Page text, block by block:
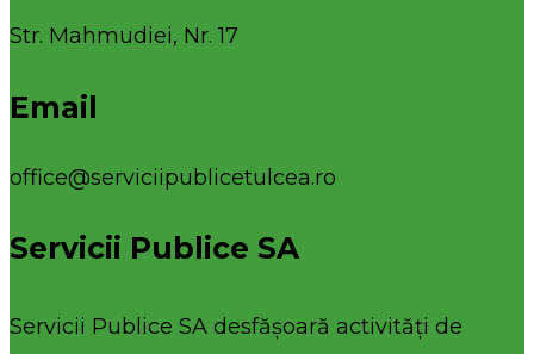
Str. Mahmudiei, Nr. 17
Email
office@serviciipublicetulcea.ro
Servicii Publice SA
Servicii Publice SA desfășoară activități de